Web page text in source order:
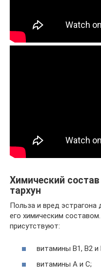
Химический
тархун
Польза и вред
его химическим
присутствуют:
витамины В1, В2 и
витамины А и С;